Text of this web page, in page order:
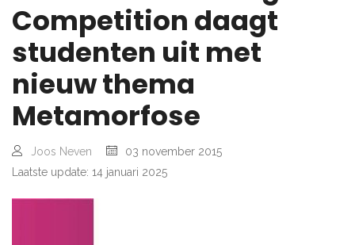
Competition daagt
studenten uit met
nieuw thema
Metamorfose
Joos Neven
03 november 2015
Laatste update: 14 januari 2025